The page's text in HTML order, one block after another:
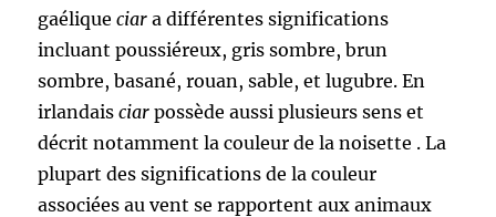
gaéliqueciar a différentes significations
incluant poussiéreux, gris sombre, brun
sombre, basané, rouan, sable, et lugubre. En
irlandais ciar possède aussi plusieurs sens et
décrit notamment la couleur de la noisette . La
plupart des significations de la couleur
associées au vent se rapportent aux animaux